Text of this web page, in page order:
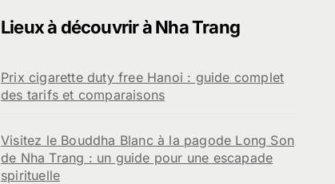
Lieux à découvrir à Nha Trang
Prix cigarette duty free Hanoi : guide complet
des tarifs et comparaisons
Visitez le Bouddha Blanc à la pagode Long Son
de Nha Trang : un guide pour une escapade
spirituelle